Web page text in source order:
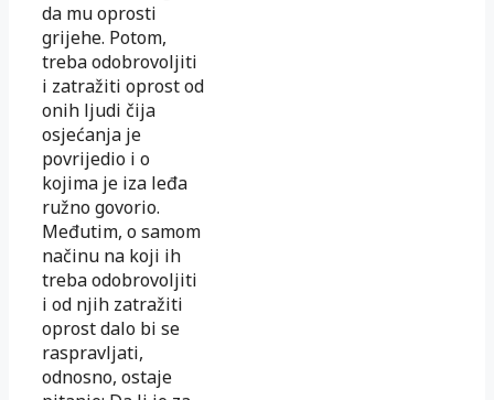
da mu oprosti
grijehe. Potom,
treba odobrovoljiti
i zatražiti oprost od
onih ljudi čija
osjećanja je
povrijedio i o
kojima je iza leđa
ružno govorio.
Međutim, o samom
načinu na koji ih
treba odobrovoljiti
i od njih zatražiti
oprost dalo bi se
raspravljati,
odnosno, ostaje